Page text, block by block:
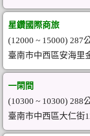
星鑽國際商旅
(12000 ~ 15000) 287
臺南市中西區安海里
一閑間
(10300 ~ 10300) 288
臺南市中西區大仁街